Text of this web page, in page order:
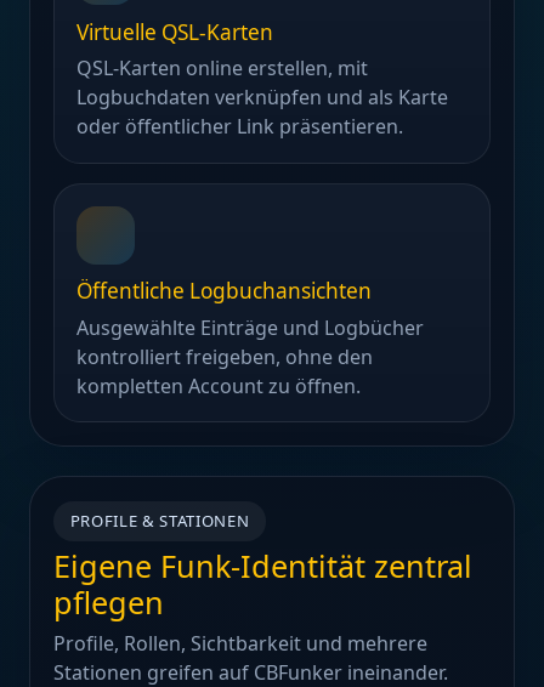
Virtuelle QSL-Karten
QSL-Karten online erstellen, mit
Logbuchdaten verknüpfen und als Karte
oder öffentlicher Link präsentieren.
Öffentliche Logbuchansichten
Ausgewählte Einträge und Logbücher
kontrolliert freigeben, ohne den
kompletten Account zu öffnen.
PROFILE & STATIONEN
Eigene Funk-Identität zentral
pflegen
Profile, Rollen, Sichtbarkeit und mehrere
Stationen greifen auf CBFunker ineinander.